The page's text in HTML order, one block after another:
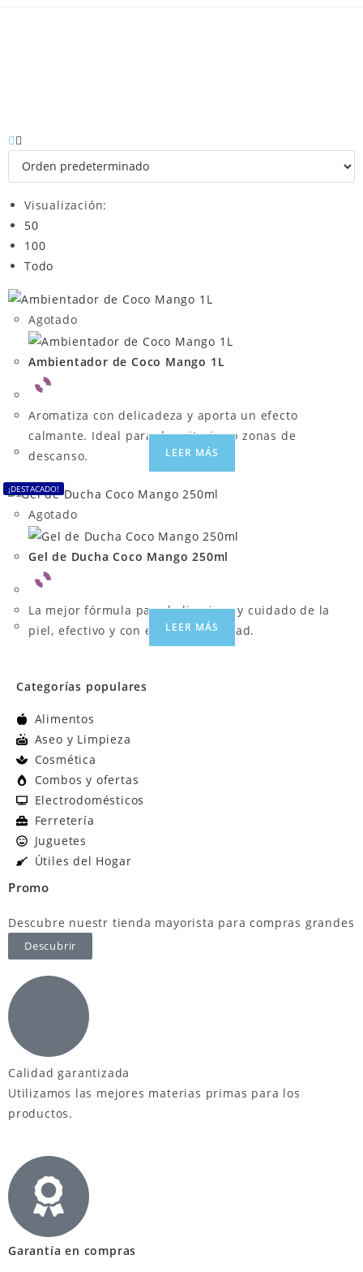
Categorías populares
Alimentos
Aseo y Limpieza
Cosmética
Combos y ofertas
Electrodomésticos
Ferretería
Juguetes
Útiles del Hogar
Promo
Descubre nuestr tienda mayorista para compras grandes
Descubrir
Visualización:
50
100
Todo
Agotado
Ambientador de Coco Mango 1L
Aromatiza con delicadeza y aporta un efecto
calmante. Ideal para dormitorios o zonas de
descanso.
LEER MÁS
¡DESTACADO!
Agotado
Gel de Ducha Coco Mango 250ml
La mejor fórmula para la limpieza y cuidado de la
piel, efectivo y con excelente calidad.
LEER MÁS
Calidad garantizada
Utilizamos las mejores materias primas para los
productos.
Garantía en compras